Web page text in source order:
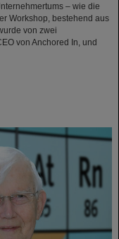
– wie die
Workshop, bestehend aus
von zwei
von Anchored In, und